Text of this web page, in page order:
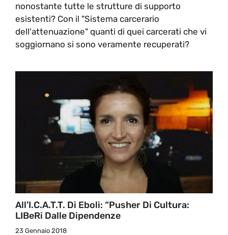
nonostante tutte le strutture di supporto
esistenti? Con il "Sistema carcerario
dell'attenuazione" quanti di quei carcerati che vi
soggiornano si sono veramente recuperati?
All’I.C.A.T.T. Di Eboli: “Pusher Di Cultura:
LIBeRi Dalle Dipendenze
23 Gennaio 2018